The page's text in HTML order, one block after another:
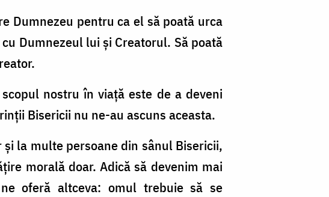
Dumnezeu pentru ca el să poată urca
Dumnezeul lui şi Creatorul. Să poată
nostru în viaţă este de a deveni
Bisericii nu ne-au ascuns aceasta.
la multe persoane din sânul Bisericii,
morală doar. Adică să devenim mai
oferă altceva: omul trebuie să se